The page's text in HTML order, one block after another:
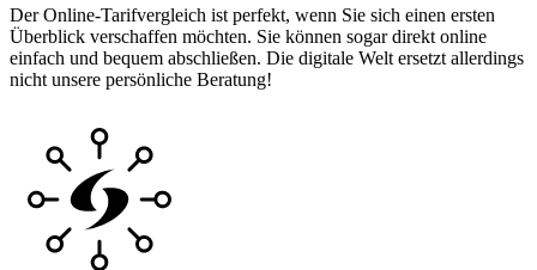
Der Online-Tarifvergleich ist perfekt, wenn Sie sich einen ersten
Überblick verschaffen möchten. Sie können sogar direkt online
einfach und bequem abschließen. Die digitale Welt ersetzt allerdings
nicht unsere persönliche Beratung!